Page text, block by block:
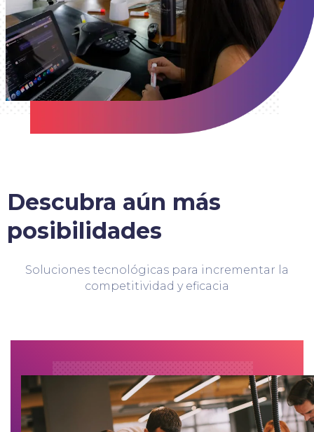
Descubra aún más
posibilidades
Soluciones tecnológicas para incrementar la
competitividad y eficacia